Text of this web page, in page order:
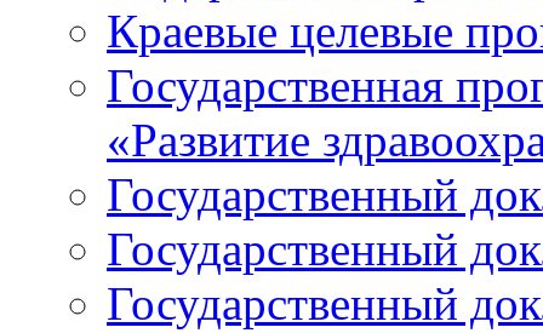
Краевые целевые
Государственная
«Развитие
Государственный
Государственный
Государственный